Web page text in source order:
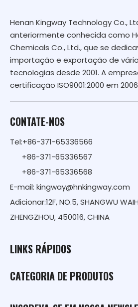
Henan Kingway Technology Co.,
anteriormente conhecida como
Chemicals Co., Ltd., que se
importação e exportação de
tecnologias desde 2001. A
certificação ISO9001:2000 em
CONTATE-NOS
Tel:+86-371-65336566
+86-371-65336567
+86-371-65336568
E-mail: kingway@hnkingway.com
Adicionar:12F, NO.5, SHANGWU
ZHENGZHOU, 450016, CHINA
LINKS RÁPIDOS
CATEGORIA DE PRODUTOS